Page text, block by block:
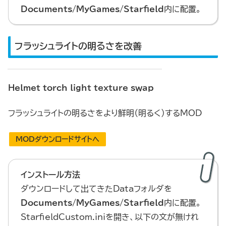
Documents/MyGames/Starfield 内に配置。
フラッシュライトの明るさを改善
Helmet torch light texture swap
フラッシュライトの明るさをより鮮明（明るく）するMOD
MODダウンロードサイトへ
インストール方法
ダウンロードして出てきたDataフォルダを
Documents/MyGames/Starfield 内に配置。
StarfieldCustom.iniを開き、以下の文が無けれ